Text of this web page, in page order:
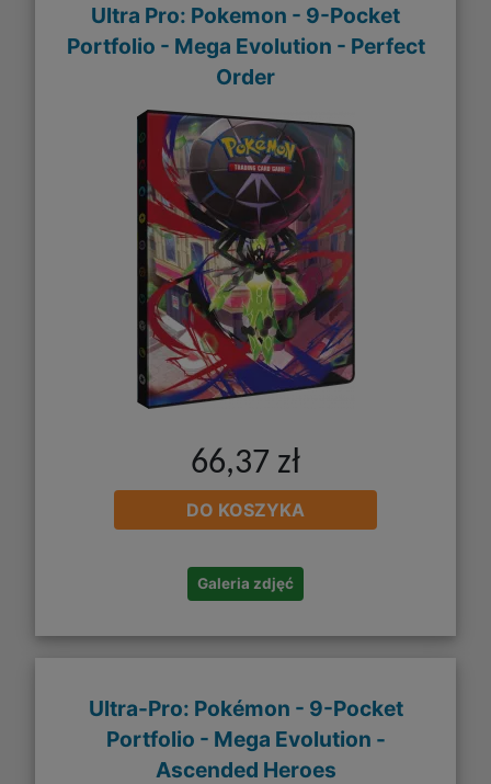
Ultra Pro: Pokemon - 9-Pocket
Portfolio - Mega Evolution - Perfect
Order
66,37 zł
DO KOSZYKA
Galeria zdjęć
Ultra-Pro: Pokémon - 9-Pocket
Portfolio - Mega Evolution -
Ascended Heroes